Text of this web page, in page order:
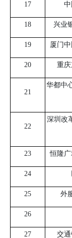
17
18 兴业
19 厦门
20 重
21
华都中
22
深圳改
23 恒隆
24
25 外
26
27 交